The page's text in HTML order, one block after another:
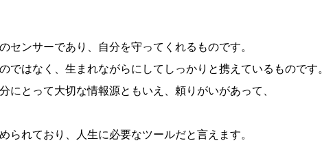
ンサーであり、自分を守ってくれるものです。
はなく、生まれながらにしてしっかりと携えているものです。
とって大切な情報源ともいえ、頼りがいがあって、
れており、人生に必要なツールだと言えます。